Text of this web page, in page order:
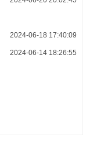
2024-06-18 17:40:09
2024-06-14 18:26:55